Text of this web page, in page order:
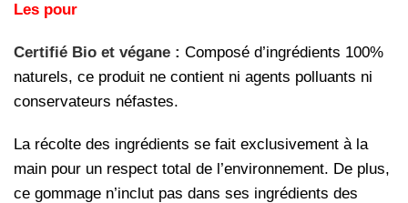
Les pour
Certifié Bio et végane : Composé d’ingrédients 100%
naturels, ce produit ne contient ni agents polluants ni
conservateurs néfastes.
La récolte des ingrédients se fait exclusivement à la
main pour un respect total de l’environnement. De plus,
ce gommage n’inclut pas dans ses ingrédients des